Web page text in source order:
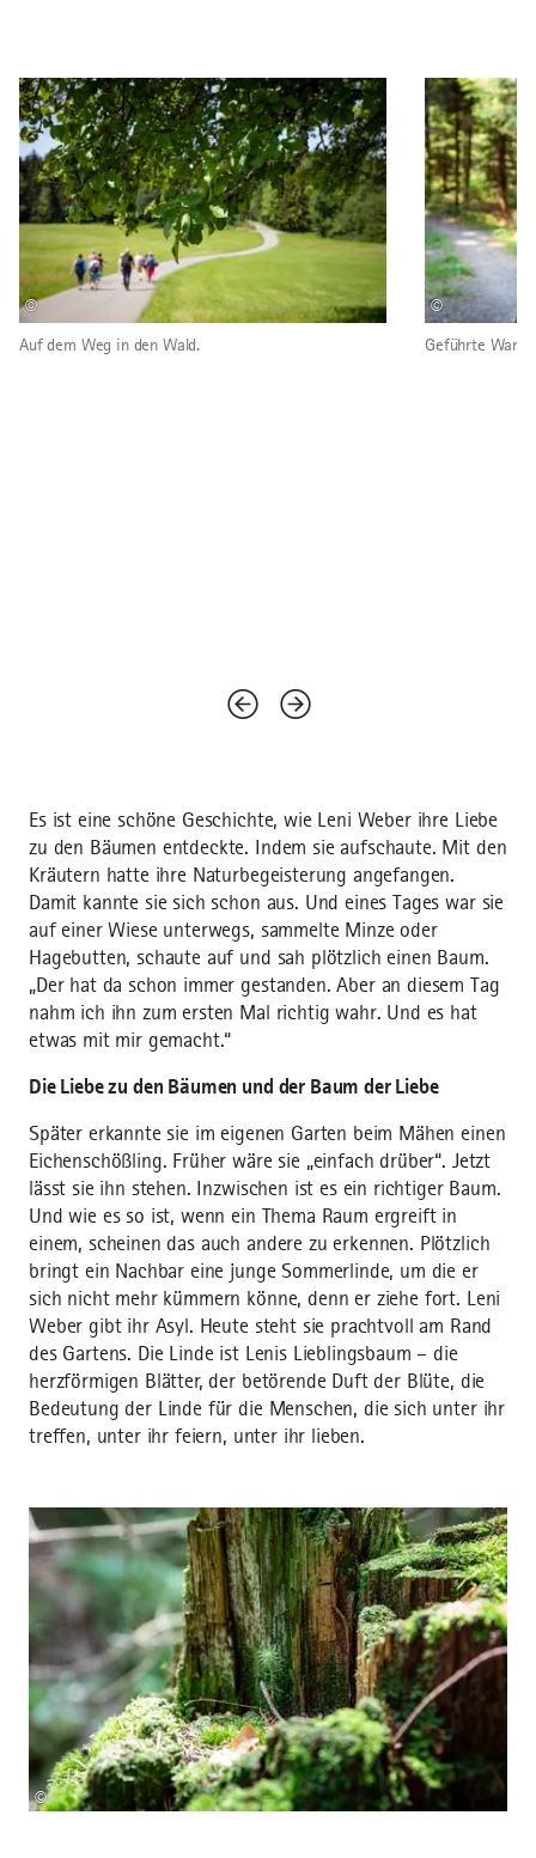
©
Auf dem Weg in den Wald.
©
Geführte
Es ist eine schöne Geschichte, wie Leni Weber ihre Liebe
zu den Bäumen entdeckte. Indem sie aufschaute. Mit den
Kräutern hatte ihre Naturbegeisterung angefangen.
Damit kannte sie sich schon aus. Und eines Tages war sie
auf einer Wiese unterwegs, sammelte Minze oder
Hagebutten, schaute auf und sah plötzlich einen Baum.
„Der hat da schon immer gestanden. Aber an diesem Tag
nahm ich ihn zum ersten Mal richtig wahr. Und es hat
etwas mit mir gemacht.“
Die Liebe zu den Bäumen und der Baum der Liebe
Später erkannte sie im eigenen Garten beim Mähen einen
Eichenschößling. Früher wäre sie „einfach drüber“. Jetzt
lässt sie ihn stehen. Inzwischen ist es ein richtiger Baum.
Und wie es so ist, wenn ein Thema Raum ergreift in
einem, scheinen das auch andere zu erkennen. Plötzlich
bringt ein Nachbar eine junge Sommerlinde, um die er
sich nicht mehr kümmern könne, denn er ziehe fort. Leni
Weber gibt ihr Asyl. Heute steht sie prachtvoll am Rand
des Gartens. Die Linde ist Lenis Lieblingsbaum – die
herzförmigen Blätter, der betörende Duft der Blüte, die
Bedeutung der Linde für die Menschen, die sich unter ihr
treffen, unter ihr feiern, unter ihr lieben.
©